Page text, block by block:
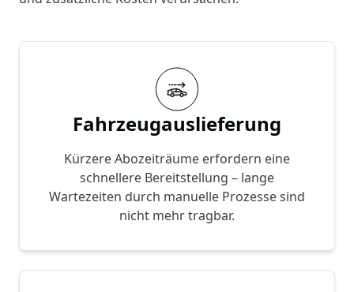
Fahrzeugauslieferung
Kürzere Abozeiträume erfordern eine
schnellere Bereitstellung – lange
Wartezeiten durch manuelle Prozesse sind
nicht mehr tragbar.